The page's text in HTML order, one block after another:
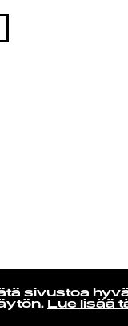
sivustoa
Lue lisää
maailma